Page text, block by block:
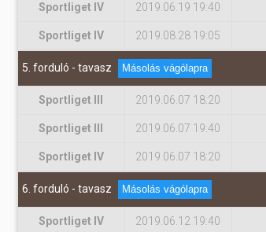
Sportliget IV 2019.06.19 19:40
Sportliget IV 2019.08.28 19:05
5. forduló - tavasz Másolás vágólapra
Sportliget III 2019.06.07 18:20
Sportliget III 2019.06.07 19:40
Sportliget IV 2019.06.07 18:20
6. forduló - tavasz Másolás vágólapra
Sportliget IV 2019.06.12 19:40